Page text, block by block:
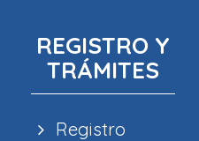
REGISTRO Y
TRÁMITES
Registro